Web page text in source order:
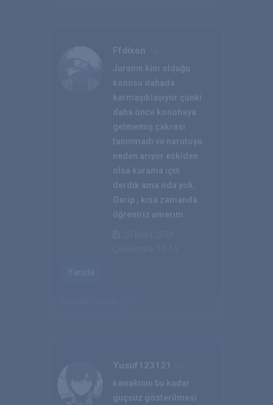
Ffdixon
Juranın kim olduğu
konusu dahada
karmaşıklaşıyor çünki
daha önce konohaya
gelmemiş çakrası
tanınmadı ve narutoyu
neden arıyor eskiden
olsa kurama için
derdik ama oda yok.
Garip , kısa zamanda
öğreniriz umarım
Yanıtla
Yusuf123121
kawakinin bu kadar
güçsüz gösterilmesi